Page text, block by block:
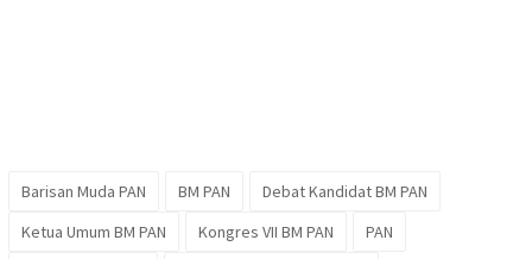
Barisan Muda PAN BM PAN
Debat Kandidat BM PAN
Ketua Umum BM PAN
Kongres VII BM PAN
PAN